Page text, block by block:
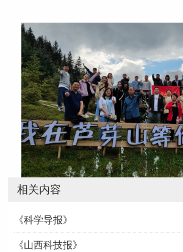
相关内容
《科学导报》
《山西科技报》